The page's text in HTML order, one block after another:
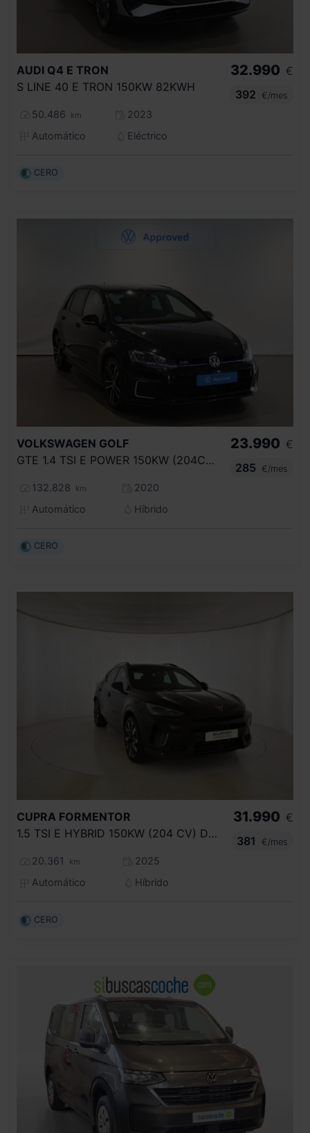
AUDI Q4 E TRON
S LINE 40 E TRON 150KW 82KWH
50.486 km
2023
Automático
Eléctrico
32.990 €
392
€/mes
CERO
VOLKSWAGEN GOLF
GTE 1.4 TSI E POWER 150KW (204CV) DSG
132.828 km
2020
Automático
Híbrido
23.990 €
285
€/mes
CERO
CUPRA FORMENTOR
1.5 TSI E HYBRID 150KW (204 CV) DSG
20.361 km
2025
Automático
Híbrido
31.990 €
381
€/mes
CERO